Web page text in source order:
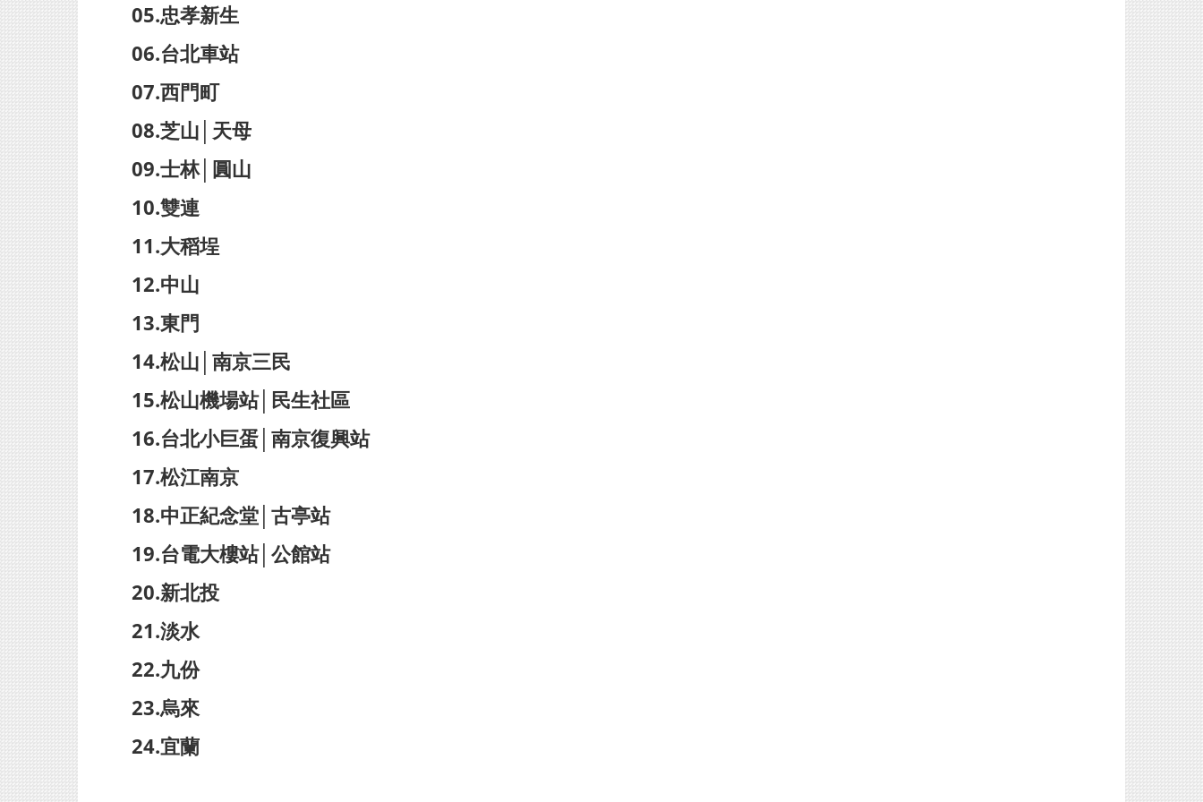
05.忠孝新生
06.台北車站
07.西門町
08.芝山│天母
09.士林│圓山
10.雙連
11.大稻埕
12.中山
13.東門
14.松山│南京三民
15.松山機場站│民生社區
16.台北小巨蛋│南京復興站
17.松江南京
18.中正紀念堂│古亭站
19.台電大樓站│公館站
20.新北投
21.淡水
22.九份
23.烏來
24.宜蘭